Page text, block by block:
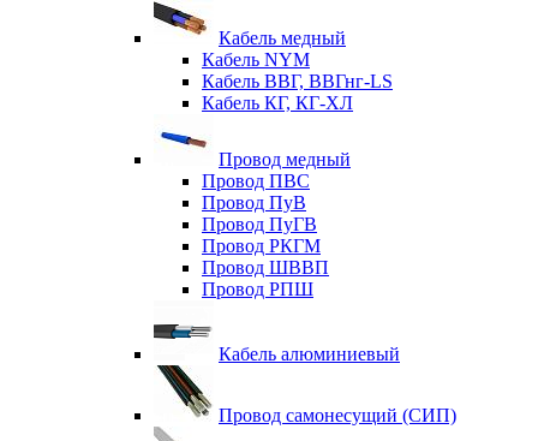
Кабель медный
Кабель NYM
Кабель ВВГ, ВВГнг-LS
Кабель КГ, КГ-ХЛ
Провод медный
Провод ПВС
Провод ПуВ
Провод ПуГВ
Провод РКГМ
Провод ШВВП
Провод РПШ
Кабель алюминиевый
Провод самонесущий (СИП)